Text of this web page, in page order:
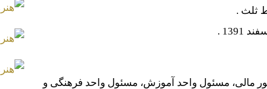
ثلث .
.
مسئول واحد آموزش، مسئول واحد فرهنگی و